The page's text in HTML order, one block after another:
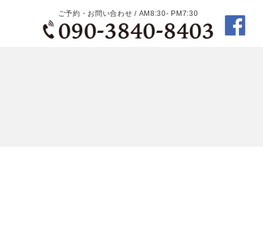
ご予約・お問い合わせ / AM8:30- PM7:30